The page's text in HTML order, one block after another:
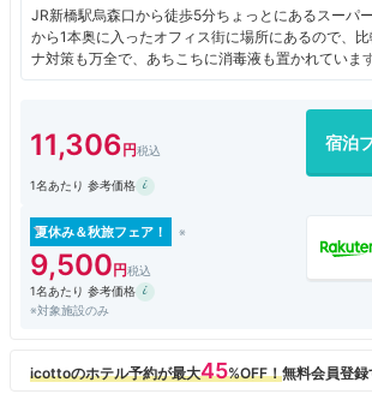
施設・サービス
朝食
体に優しい朝食で、こだわりを感じられた
フロント・ロビー
シンプルなロビーだけど、綺麗で清潔感があった
チェックアウトが不要なので楽チン♪
駅から
やすい
JR新橋駅烏森口から徒歩5分ちょっとにあるスーパ
から1本奥に入ったオフィス街に場所にあるので、
ナ対策も万全で、あちこちに消毒液も置かれていま
め、少し狭めですが古さは感じられません。駅の繁
11,306 宿泊
1名あたり 参考価格
夏休み＆秋旅フェア！
9,500
1名あたり 参考価格
※対象施設のみ